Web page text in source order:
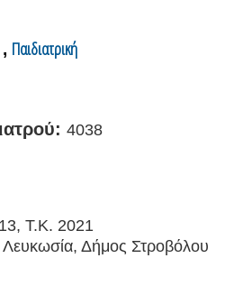
Παιδιατρική
4038
T.K. 2021
Δήμος Στροβόλου